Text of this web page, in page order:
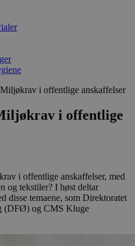
i offentlige anskaffelser
i offentlige
i offentlige anskaffelser, med
og tekstiler? I høst deltar
disse temaene, som Direktoratet
(DFØ) og CMS Kluge